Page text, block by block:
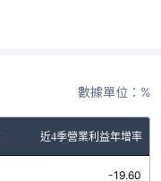
數據單位：%
近4季營業利益年增率
-19.60